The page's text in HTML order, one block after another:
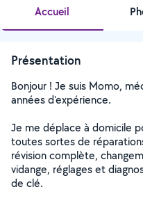
Accueil
Présentation
Bonjour ! Je suis Momo,
années d'expérience.
Je me déplace à domicile
toutes sortes de
révision complète,
vidange, réglages et
de clé.